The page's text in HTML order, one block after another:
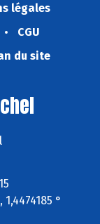
légales
CGU
du site
°